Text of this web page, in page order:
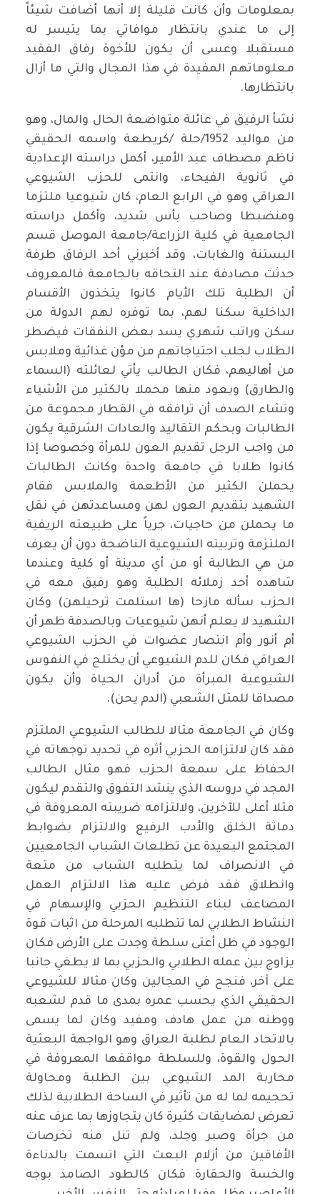
بمعلومات وأن كانت قليلة إلا أنها أضافت شيئاً
إلى ما عندي بانتظار موافاتي بما يتيسر له
مستقبلا وعسى أن يكون للأخوة رفاق الفقيد
معلوماتهم المفيدة في هذا المجال والتي ما أزال
بانتظارها.
نشأ الرفيق في عائلة متواضعة الحال والمال، وهو
من مواليد 1952/حلة /كريطعة واسمه الحقيقي
ناظم مصطاف عبد الأمير، أكمل دراسته الإعدادية
في ثانوية الفيحاء، وانتمى للحزب الشيوعي
العراقي وهو في الرابع العام، كان شيوعيا ملتزما
ومنضبطا وصاحب بأس شديد، وأكمل دراسته
الجامعية في كلية الزراعة/جامعة الموصل قسم
البستنة والغابات، وقد أخبرني أحد الرفاق طرفة
حدثت مصادفة عند التحاقه بالجامعة فالمعروف
أن الطلبة تلك الأيام كانوا يتخذون الأقسام
الداخلية سكنا لهم، بما توفره لهم الدولة من
سكن وراتب شهري يسد بعض النفقات فيضطر
الطلاب لجلب احتياجاتهم من مؤن غذائية وملابس
من أهاليهم، فكان الطالب يأتي لعائلته (السماء
والطارق) ويعود منها محملا بالكثير من الأشياء
وتشاء الصدف أن ترافقه في القطار مجموعة من
الطالبات وبحكم التقاليد والعادات الشرقية يكون
من واجب الرجل تقديم العون للمرأة وخصوصا إذا
كانوا طلابا في جامعة واحدة وكانت الطالبات
يحملن الكثير من الأطعمة والملابس فقام
الشهيد بتقديم العون لهن ومساعدتهن في نقل
ما يحملن من حاجيات، جرياً على طبيعته الريفية
الملتزمة وتربيته الشيوعية الناضجة دون أن يعرف
من هي الطالبة أو من أي مدينة أو كلية وعندما
شاهده أحد زملائه الطلبة وهو رفيق معه في
الحزب سأله مازحا (ها استلمت ترحيلهن) وكان
الشهيد لا يعلم أنهن شيوعيات وبالصدفة ظهر أن
أم أنور وأم انتصار عضوات في الحزب الشيوعي
العراقي فكان للدم الشيوعي أن يختلج في النفوس
الشيوعية المبرأة من أدران الحياة وأن يكون
مصداقا للمثل الشعبي (الدم يحن).
وكان في الجامعة مثالا للطالب الشيوعي الملتزم
فقد كان لالتزامه الحزبي أثره في تحديد توجهاته في
الحفاظ على سمعة الحزب فهو مثال الطالب
المجد في دروسه الذي ينشد التفوق والتقدم ليكون
مثلا أعلى للآخرين، ولالتزامه ضريبته المعروفة في
دماثة الخلق والأدب الرفيع والالتزام بضوابط
المجتمع البعيدة عن تطلعات الشباب الجامعيين
في الانصراف لما يتطلبه الشباب من متعة
وانطلاق فقد فرض عليه هذا الالتزام العمل
المضاعف لبناء التنظيم الحزبي والإسهام في
النشاط الطلابي لما تتطلبه المرحلة من اثبات قوة
الوجود في ظل أعتى سلطة وجدت على الأرض فكان
يزاوج بين عمله الطلابي والحزبي بما لا يطغي جانبا
على آخر، فنجح في المجالين وكان مثالا للشيوعي
الحقيقي الذي يحسب عمره بمدى ما قدم لشعبه
ووطنه من عمل هادف ومفيد وكان لما يسمى
بالاتحاد العام لطلبة العراق وهو الواجهة البعثية
الحول والقوة، وللسلطة مواقفها المعروفة في
محاربة المد الشيوعي بين الطلبة ومحاولة
تحجيمه لما له من تأثير في الساحة الطلابية لذلك
تعرض لمضايقات كثيرة كان يتجاوزها بما عرف عنه
من جرأة وصبر وجلد، ولم تنل منه تخرصات
الأفاقين من أزلام البعث التي اتسمت بالدناءة
والخسة والحقارة فكان كالطود الصامد بوجه